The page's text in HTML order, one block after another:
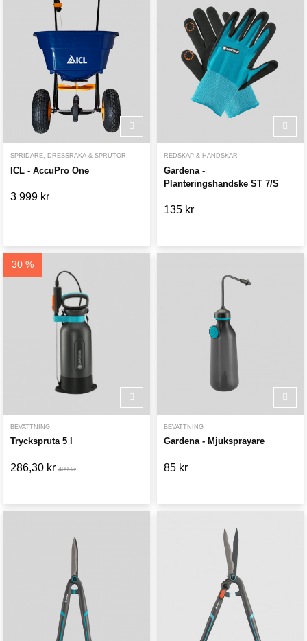
SPRIDARE, DRESSRAKA & SPRUTOR
ICL - AccuPro One
3 999 kr
REDSKAP & HANDSKAR
Gardena -
Planteringshandske ST 7/S
135 kr
30 %
BEVATTNING
Tryckspruta 5 l
286,30 kr 409 kr
BEVATTNING
Gardena - Mjuksprayare
85 kr